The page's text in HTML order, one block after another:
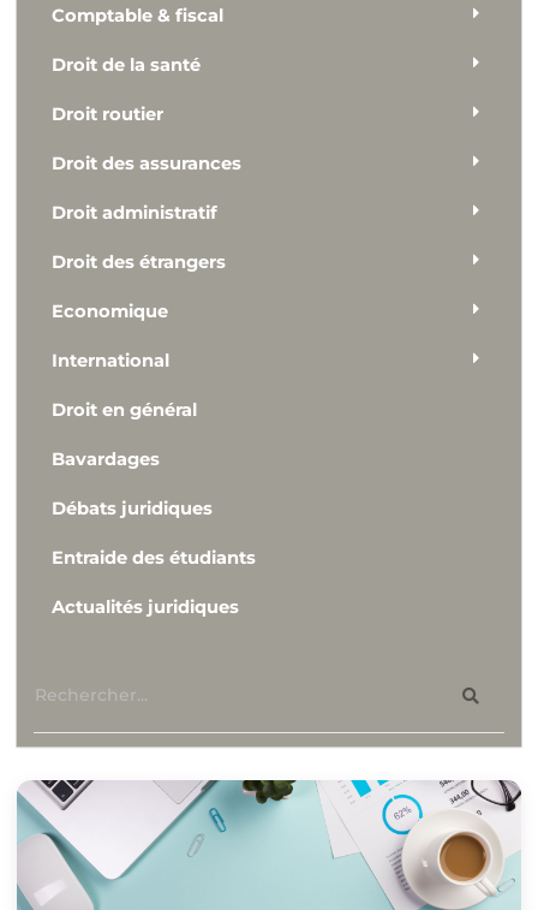
Comptable & fiscal
Droit de la santé
Droit routier
Droit des assurances
Droit administratif
Droit des étrangers
Economique
International
Droit en général
Bavardages
Débats juridiques
Entraide des étudiants
Actualités juridiques